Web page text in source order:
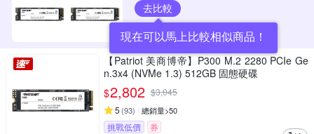
去比較
現在可以馬上比較相似商品！
【Patriot 美商博帝】P300 M.2 2280 PCIe Ge
n.3x4 (NVMe 1.3) 512GB 固態硬碟
$2,802 $3,045
5 (93) 總銷量>50
挑戰低價 券